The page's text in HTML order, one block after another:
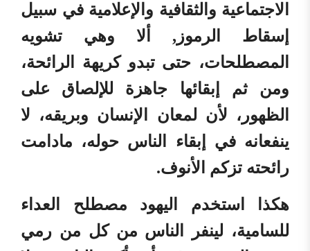
الاجتماعية والثقافية والإعلامية في سبيل
إسقاط الرموز, ألا وهي تشويه
المصطلحات، حتى تبدو كريهة الرائحة،
ومن ثم إبقائها جاهزة للإلصاق على
الظهور، لأن لمعان الإنسان وبريقه، لا
ينفعانه في إبقاء الناس حوله، مادامت
رائحته تزكم الأنوف.
هكذا استخدم اليهود مصطلح العداء
للسامية، لينفر الناس من كل من رمي